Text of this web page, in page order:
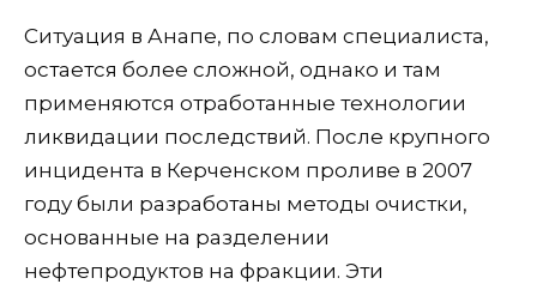
Ситуация в Анапе, по словам специалиста,
остается более сложной, однако и там
применяются отработанные технологии
ликвидации последствий. После крупного
инцидента в Керченском проливе в 2007
году были разработаны методы очистки,
основанные на разделении
нефтепродуктов на фракции. Эти